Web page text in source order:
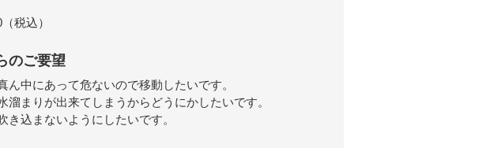
税込）
のご要望
ん中にあって危ないので移動したいです。
溜まりが出来てしまうからどうにかしたいです。
き込まないようにしたいです。